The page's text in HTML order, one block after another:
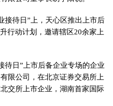
接待日”上，天心区推出上市后
行动计划，邀请辖区20余家上
待日”上市后备企业专场的企业
限公司，在北京证券交易所上
交所上市企业，湖南首家国际